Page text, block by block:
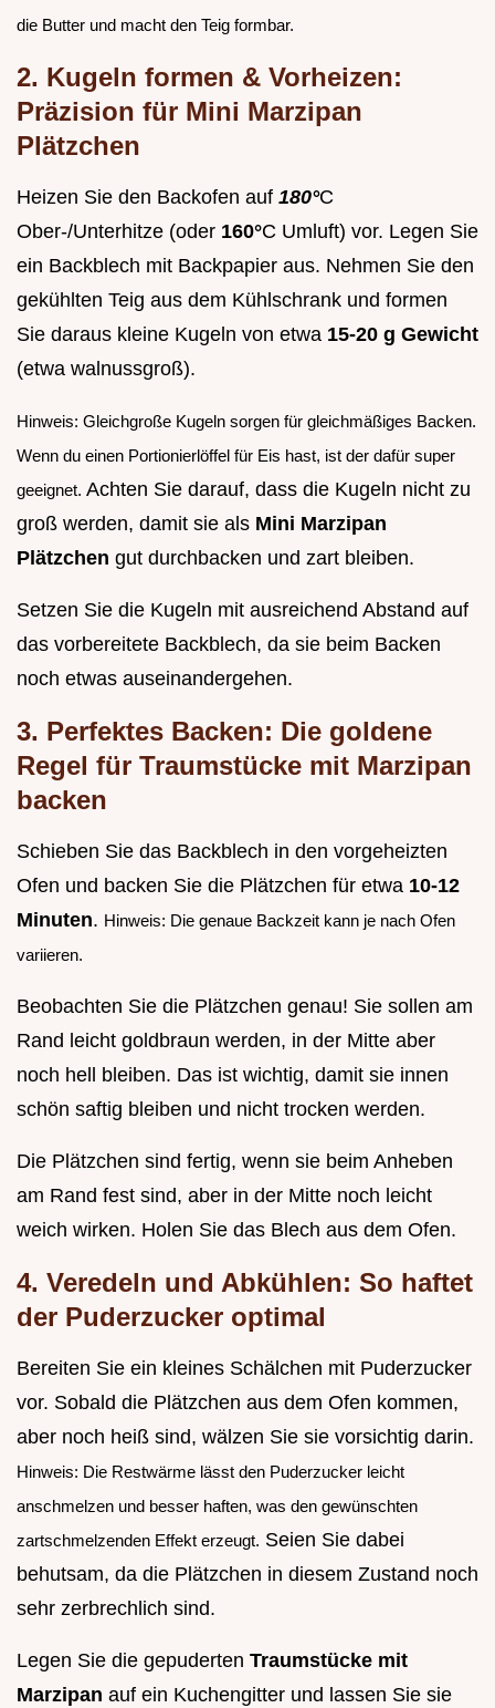
die Butter und macht den Teig formbar.
2. Kugeln formen & Vorheizen:
Präzision für Mini Marzipan
Plätzchen
Heizen Sie den Backofen auf 180°C
Ober-/Unterhitze (oder 160°C Umluft) vor. Legen Sie
ein Backblech mit Backpapier aus. Nehmen Sie den
gekühlten Teig aus dem Kühlschrank und formen
Sie daraus kleine Kugeln von etwa 15-20 g Gewicht
(etwa walnussgroß).
Hinweis: Gleichgroße Kugeln sorgen für gleichmäßiges Backen.
Wenn du einen Portionierlöffel für Eis hast, ist der dafür super
geeignet. Achten Sie darauf, dass die Kugeln nicht zu
groß werden, damit sie als Mini Marzipan
Plätzchen gut durchbacken und zart bleiben.
Setzen Sie die Kugeln mit ausreichend Abstand auf
das vorbereitete Backblech, da sie beim Backen
noch etwas auseinandergehen.
3. Perfektes Backen: Die goldene
Regel für Traumstücke mit Marzipan
backen
Schieben Sie das Backblech in den vorgeheizten
Ofen und backen Sie die Plätzchen für etwa 10-12
Minuten. Hinweis: Die genaue Backzeit kann je nach Ofen
variieren.
Beobachten Sie die Plätzchen genau! Sie sollen am
Rand leicht goldbraun werden, in der Mitte aber
noch hell bleiben. Das ist wichtig, damit sie innen
schön saftig bleiben und nicht trocken werden.
Die Plätzchen sind fertig, wenn sie beim Anheben
am Rand fest sind, aber in der Mitte noch leicht
weich wirken. Holen Sie das Blech aus dem Ofen.
4. Veredeln und Abkühlen: So haftet
der Puderzucker optimal
Bereiten Sie ein kleines Schälchen mit Puderzucker
vor. Sobald die Plätzchen aus dem Ofen kommen,
aber noch heiß sind, wälzen Sie sie vorsichtig darin.
Hinweis: Die Restwärme lässt den Puderzucker leicht
anschmelzen und besser haften, was den gewünschten
zartschmelzenden Effekt erzeugt. Seien Sie dabei
behutsam, da die Plätzchen in diesem Zustand noch
sehr zerbrechlich sind.
Legen Sie die gepuderten Traumstücke mit
Marzipan auf ein Kuchengitter und lassen Sie sie